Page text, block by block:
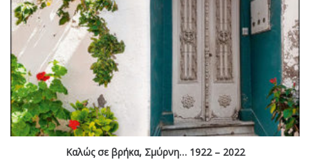
Καλώς σε βρήκα, Σμύρνη… 1922 – 2022